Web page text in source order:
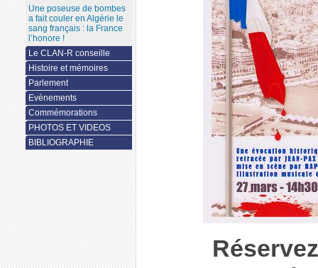
Une poseuse de bombes
a fait couler en Algérie le
sang français : la France
l’honore !
Le CLAN-R conseille
Histoire et mémoires
Parlement
Evènements
Commémorations
PHOTOS ET VIDEOS
BIBLIOGRAPHIE